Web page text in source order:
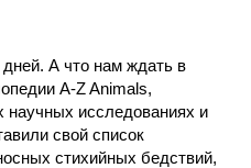
А что нам ждать в
A-Z Animals,
научных исследованиях и
свой список
стихийных бедствий,